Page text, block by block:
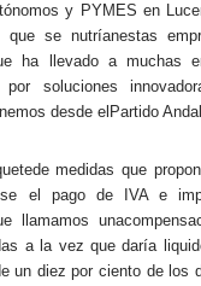
y PYMES en
que se nutríanestas
ha llevado a muchas
por soluciones
desde elPartido
medidas que
el pago de IVA e
llamamos
a la vez que daría
un diez por ciento de los